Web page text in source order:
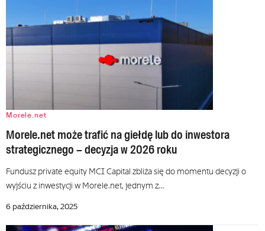
Morele.net
Morele.net może trafić na giełdę lub do inwestora
strategicznego – decyzja w 2026 roku
Fundusz private equity MCI Capital zbliża się do momentu decyzji o
wyjściu z inwestycji w Morele.net, jednym z…
6 października, 2025